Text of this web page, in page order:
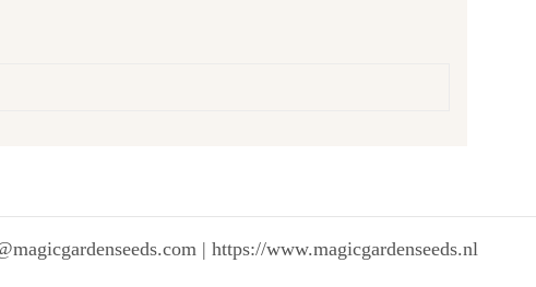
| https://www.magicgardenseeds.nl